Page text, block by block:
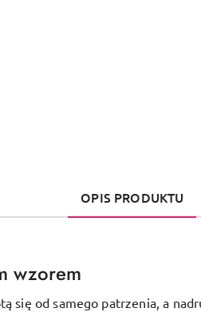
OPIS PRODUKTU
wzorem
się od samego patrzenia, a